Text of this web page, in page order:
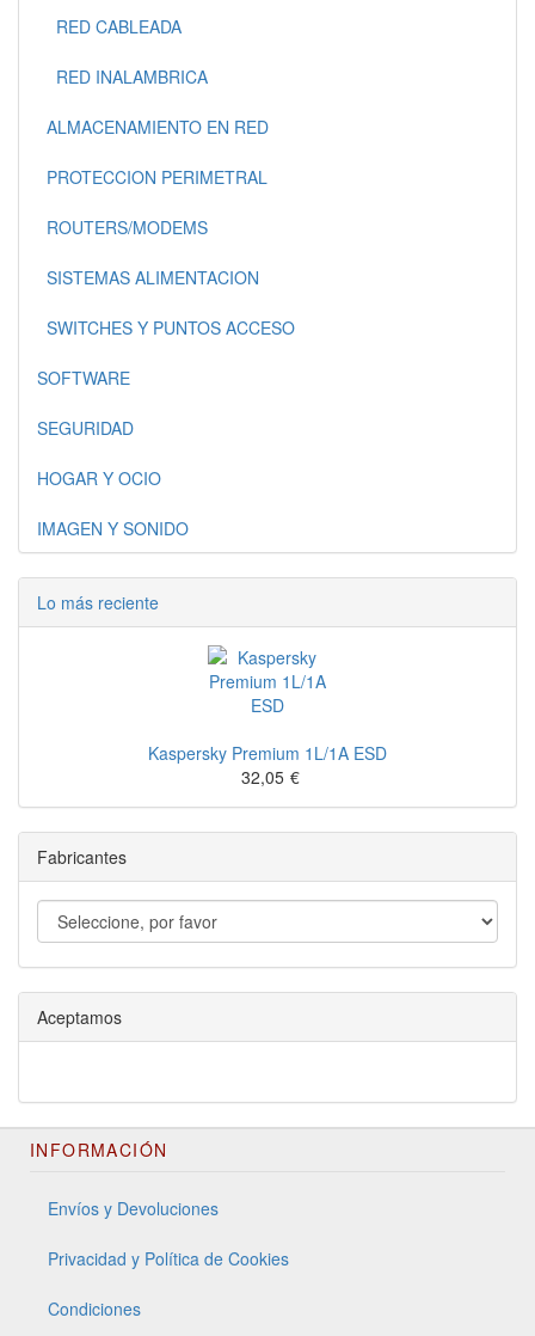
RED CABLEADA
RED INALAMBRICA
ALMACENAMIENTO EN RED
PROTECCION PERIMETRAL
ROUTERS/MODEMS
SISTEMAS ALIMENTACION
SWITCHES Y PUNTOS ACCESO
SOFTWARE
SEGURIDAD
HOGAR Y OCIO
IMAGEN Y SONIDO
Lo más reciente
Kaspersky Premium 1L/1A ESD
32,05 €
Fabricantes
Aceptamos
INFORMACIÓN
Envíos y Devoluciones
Privacidad y Política de Cookies
Condiciones